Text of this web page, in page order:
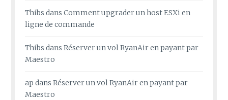
Thibs dansComment upgrader un host ESXi en
ligne de commande
Thibs dansRéserver un vol RyanAir en payant par
Maestro
ap dansRéserver un vol RyanAir en payant par
Maestro